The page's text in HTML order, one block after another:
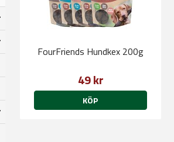
FourFriends Hundkex 200g
49 kr
KÖP